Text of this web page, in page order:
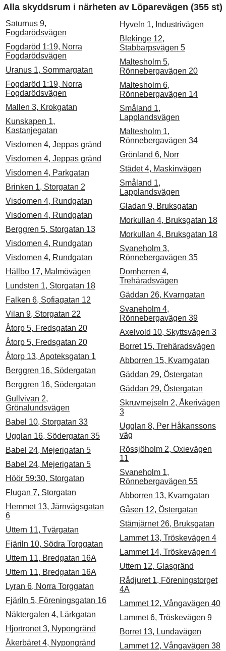
Alla skyddsrum i närheten av Löparevägen (355 st)
Saturnus 9,
Fogdarödsvägen
Fogdaröd 1:19, Norra
Fogdarödsvägen
Uranus 1, Sommargatan
Fogdaröd 1:19, Norra
Fogdarödsvägen
Mallen 3, Krokgatan
Kunskapen 1,
Kastanjegatan
Visdomen 4, Jeppas gränd
Visdomen 4, Jeppas gränd
Visdomen 4, Parkgatan
Brinken 1, Storgatan 2
Visdomen 4, Rundgatan
Visdomen 4, Rundgatan
Berggren 5, Storgatan 13
Visdomen 4, Rundgatan
Visdomen 4, Rundgatan
Hällbo 17, Malmövägen
Lundsten 1, Storgatan 18
Falken 6, Sofiagatan 12
Vilan 9, Storgatan 22
Åtorp 5, Fredsgatan 20
Åtorp 5, Fredsgatan 20
Åtorp 13, Apoteksgatan 1
Berggren 16, Södergatan
Berggren 16, Södergatan
Gullvivan 2,
Grönalundsvägen
Babel 10, Storgatan 33
Ugglan 16, Södergatan 35
Babel 24, Mejerigatan 5
Babel 24, Mejerigatan 5
Höör 59:30, Storgatan
Flugan 7, Storgatan
Hemmet 13, Järnvägsgatan
6
Uttern 11, Tvärgatan
Fjäriln 10, Södra Torggatan
Uttern 11, Bredgatan 16A
Uttern 11, Bredgatan 16A
Lyran 6, Norra Torggatan
Fjäriln 5, Föreningsgatan 16
Näktergalen 4, Lärkgatan
Hjortronet 3, Nypongränd
Åkerbäret 4, Nypongränd
Hyveln 1, Industrivägen
Blekinge 12,
Stabbarpsvägen 5
Maltesholm 5,
Rönnebergavägen 20
Maltesholm 6,
Rönnebergavägen 14
Småland 1,
Lapplandsvägen
Maltesholm 1,
Rönnebergavägen 34
Grönland 6, Norr
Städet 4, Maskinvägen
Småland 1,
Lapplandsvägen
Gladan 9, Bruksgatan
Morkullan 4, Bruksgatan 18
Morkullan 4, Bruksgatan 18
Svaneholm 3,
Rönnebergavägen 35
Domherren 4,
Trehäradsvägen
Gäddan 26, Kvarngatan
Svaneholm 4,
Rönnebergavägen 39
Axelvold 10, Skyttsvägen 3
Borret 15, Trehäradsvägen
Abborren 15, Kvarngatan
Gäddan 29, Östergatan
Gäddan 29, Östergatan
Skruvmejseln 2, Åkerivägen
3
Ugglan 8, Per Håkanssons
väg
Rössjöholm 2, Oxievägen
11
Svaneholm 1,
Rönnebergavägen 55
Abborren 13, Kvarngatan
Gåsen 12, Östergatan
Stämjärnet 26, Bruksgatan
Lammet 13, Tröskevägen 4
Lammet 14, Tröskevägen 4
Uttern 12, Glasgränd
Rådjuret 1, Föreningstorget
4A
Lammet 12, Vångavägen 40
Lammet 6, Tröskevägen 9
Borret 13, Lundavägen
Lammet 12, Vångavägen 38